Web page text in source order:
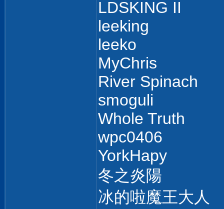
LDSKING II
leeking
leeko
MyChris
River Spinach
smoguli
Whole Truth
wpc0406
YorkHapy
冬之炎陽
冰的啦魔王大人